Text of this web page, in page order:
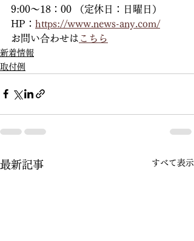
9:00～18：00 （定休日：日曜日）
HP： https://www.news-any.com/
お問い合わせは こちら
新着情報
取付例
最新記事 すべて表示